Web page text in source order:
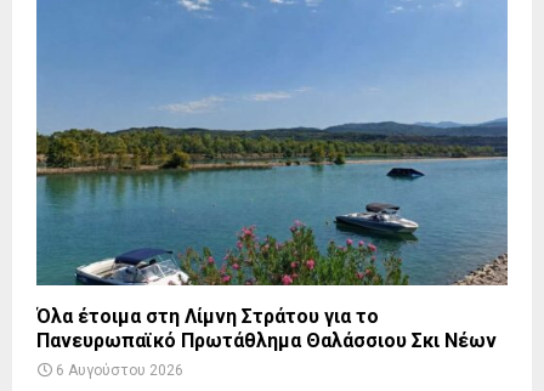
Όλα έτοιμα στη Λίμνη Στράτου για το
Πανευρωπαϊκό Πρωτάθλημα Θαλάσσιου Σκι Νέων
6 Αυγούστου 2026